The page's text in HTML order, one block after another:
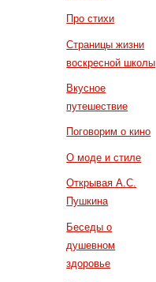
Про стихи
Страницы жизни
воскресной школы
Вкусное
путешествие
Поговорим о кино
О моде и стиле
Открывая А.С.
Пушкина
Беседы о
душевном
здоровье